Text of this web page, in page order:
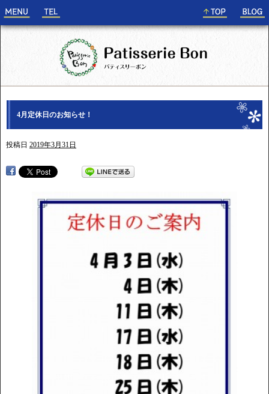
4月定休日のお知らせ！
投稿日 2019年3月31日